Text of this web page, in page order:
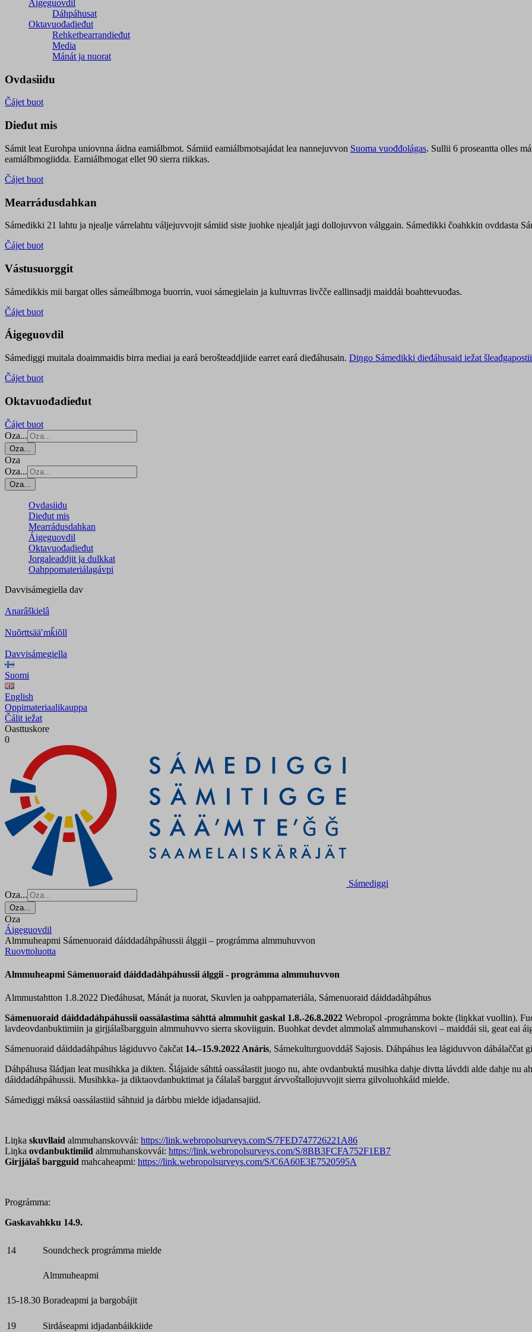
Áigeguovdil
Dáhpáhusat
Oktavuođadieđut
Rehketbearrandieđut
Media
Mánát ja nuorat
Ovdasiidu
Čájet buot
Dieđut mis
Sámit leat Eurohpa uniovnna áidna eamiálbmot. Sámiid eamiálbmotsajádat lea nannejuvvon Suoma vuođđolágas. Sullii 6 proseantta olles
eamiálbmogiidda. Eamiálbmogat ellet 90 sierra riikkas.
Čájet buot
Mearrádusdahkan
Sámedikki 21 lahtu ja njealje várrelahtu váljejuvvojit sámiid siste juohke njealját jagi dollojuvvon válggain. Sámedikki čoahkkin ovddasta
Čájet buot
Vástusuorggit
Sámedikkis mii bargat olles sámeálbmoga buorrin, vuoi sámegielain ja kultuvrras livčče eallinsadji maiddái boahttevuođas.
Čájet buot
Áigeguovdil
Sámediggi muitala doaimmaidis birra mediai ja eará berošteaddjiide earret eará dieđáhusain. Diŋgo Sámedikki dieđáhusaid iežat šleađgapostii
Čájet buot
Oktavuođadieđut
Čájet buot
Oza...
Oza...
Oza
Oza...
Oza...
Ovdasiidu
Dieđut mis
Mearrádusdahkan
Áigeguovdil
Oktavuođadieđut
Jorgaleaddjit ja dulkkat
Oahppomateriálagávpi
Davvisámegiella dav
Anarâškielâ
Nuõrttsääʹmǩiõll
Davvisámegiella
Suomi
English
Oppimateriaalikauppa
Čálit iežat
Oasttuskore
0
Sámediggi
Oza...
Oza...
Oza
Áigeguovdil
Almmuheapmi Sámenuoraid dáiddadáhpáhussii álggii – prográmma almmuhuvvon
Ruovttoluotta
Almmuheapmi Sámenuoraid dáiddadáhpáhussii álggii - prográmma almmuhuvvon
Almmustahtton 1.8.2022 Dieđáhusat, Mánát ja nuorat, Skuvlen ja oahppamateriála, Sámenuoraid dáiddadáhpáhus
Sámenuoraid dáiddadáhpáhussii oassálastima sáhttá almmuhit gaskal 1.8.-26.8.2022 Webropol -prográmma bokte (liŋkkat vuollin).
lavdeovdanbuktimiin ja girjjálašbargguin almmuhuvvo sierra skoviiguin. Buohkat devdet almmolaš almmuhanskovi – maiddái sii, geat eai
Sámenuoraid dáiddadáhpáhus lágiduvvo čakčat 14.–15.9.2022 Anáris, Sámekulturguovddáš Sajosis. Dáhpáhus lea lágiduvvon dábálaččat
Dáhpáhusa šládjan leat musihkka ja dikten. Šlájaide sáhttá oassálastit juogo nu, ahte ovdanbuktá musihka dahje divtta lávddi alde dahje nu
dáiddadáhpáhussii. Musihkka- ja diktaovdanbuktimat ja čálalaš barggut árvvoštallojuvvojit sierra gilvoluohkáid mielde.
Sámediggi máksá oassálastiid sáhtuid ja dárbbu mielde idjadansajiid.
Liŋka skuvllaid almmuhanskovvái: https://link.webropolsurveys.com/S/7FED747726221A86
Liŋka ovdanbuktimiid almmuhanskovvái: https://link.webropolsurveys.com/S/8BB3FCFA752F1EB7
Girjjálaš bargguid mahcaheapmi: https://link.webropolsurveys.com/S/C6A60E3E7520595A
Prográmma:
Gaskavahkku 14.9.
14 Soundcheck prográmma mielde
Almmuheapmi
15-18.30 Boradeapmi ja bargobájit
19 Sirdáseapmi idjadanbáikkiide